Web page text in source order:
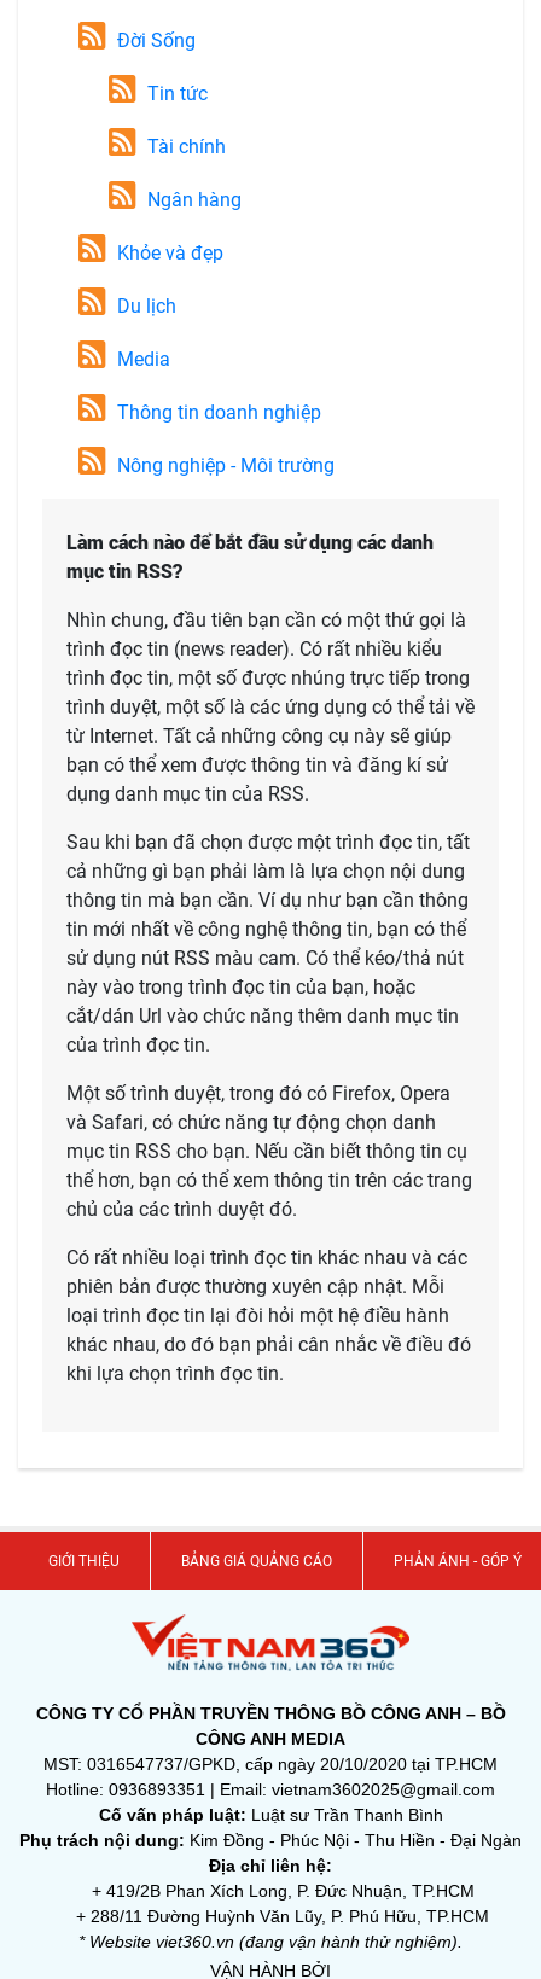
Đời Sống
Tin tức
Tài chính
Ngân hàng
Khỏe và đẹp
Du lịch
Media
Thông tin doanh nghiệp
Nông nghiệp - Môi trường
Làm cách nào để bắt đầu sử dụng các danh
mục tin RSS?
Nhìn chung, đầu tiên bạn cần có một thứ gọi là
trình đọc tin (news reader). Có rất nhiều kiểu
trình đọc tin, một số được nhúng trực tiếp trong
trình duyệt, một số là các ứng dụng có thể tải về
từ Internet. Tất cả những công cụ này sẽ giúp
bạn có thể xem được thông tin và đăng kí sử
dụng danh mục tin của RSS.
Sau khi bạn đã chọn được một trình đọc tin, tất
cả những gì bạn phải làm là lựa chọn nội dung
thông tin mà bạn cần. Ví dụ như bạn cần thông
tin mới nhất về công nghệ thông tin, bạn có thể
sử dụng nút RSS màu cam. Có thể kéo/thả nút
này vào trong trình đọc tin của bạn, hoặc
cắt/dán Url vào chức năng thêm danh mục tin
của trình đọc tin.
Một số trình duyệt, trong đó có Firefox, Opera
và Safari, có chức năng tự động chọn danh
mục tin RSS cho bạn. Nếu cần biết thông tin cụ
thể hơn, bạn có thể xem thông tin trên các trang
chủ của các trình duyệt đó.
Có rất nhiều loại trình đọc tin khác nhau và các
phiên bản được thường xuyên cập nhật. Mỗi
loại trình đọc tin lại đòi hỏi một hệ điều hành
khác nhau, do đó bạn phải cân nhắc về điều đó
khi lựa chọn trình đọc tin.
GIỚI THIỆU BẢNG GIÁ QUẢNG CÁO PHẢN ÁNH - GÓP Ý
CÔNG TY CỔ PHẦN TRUYỀN THÔNG BỒ CÔNG ANH – BỒ
CÔNG ANH MEDIA
MST: 0316547737/GPKD, cấp ngày 20/10/2020 tại TP.HCM
Hotline: 0936893351 | Email: vietnam3602025@gmail.com
Cố vấn pháp luật: Luật sư Trần Thanh Bình
Phụ trách nội dung: Kim Đồng - Phúc Nội - Thu Hiền - Đại Ngàn
Địa chỉ liên hệ:
+ 419/2B Phan Xích Long, P. Đức Nhuận, TP.HCM
+ 288/11 Đường Huỳnh Văn Lũy, P. Phú Hữu, TP.HCM
* Website viet360.vn (đang vận hành thử nghiệm).
VẬN HÀNH BỞI